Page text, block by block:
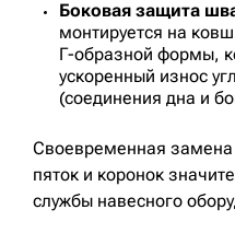
Боковая защита
монтируется на
Г-образной формы,
ускоренный износ
(соединения дна и
Своевременная
пяток и коронок
службы навесного